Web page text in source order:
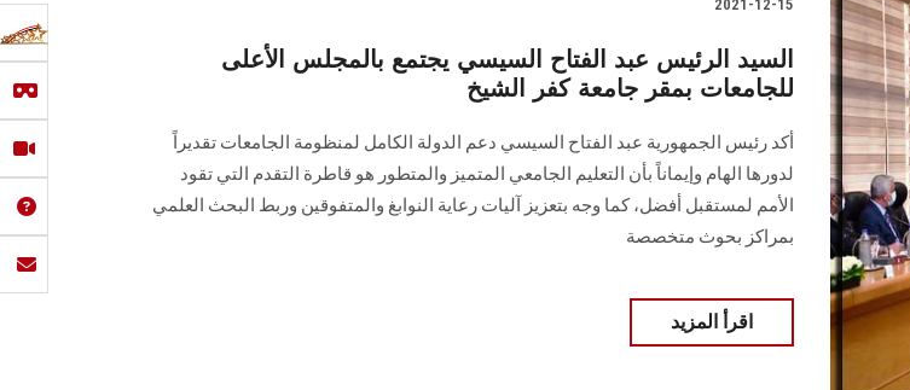
2021-12-15
السيد الرئيس عبد الفتاح السيسي يجتمع بالمجلس الأعلى
للجامعات بمقر جامعة كفر الشيخ
أكد رئيس الجمهورية عبد الفتاح السيسي دعم الدولة الكامل لمنظومة الجامعات تقديراً
لدورها الهام وإيماناً بأن التعليم الجامعي المتميز والمتطور هو قاطرة التقدم التي تقود
الأمم لمستقبل أفضل، كما وجه بتعزيز آليات رعاية النوابغ والمتفوقين وربط البحث العلمي
بمراكز بحوث متخصصة
اقرأ المزيد